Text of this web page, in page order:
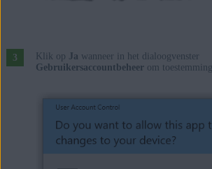
Klik op Ja wanneer in het dialoogvenster
Gebruikersaccountbeheerom